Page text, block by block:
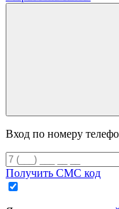
Вход по номеру
Получить СМС код